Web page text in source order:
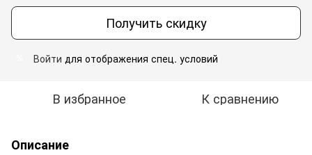
Получить скидку
Войти для отображения спец. условий
В избранное К сравнению
Описание